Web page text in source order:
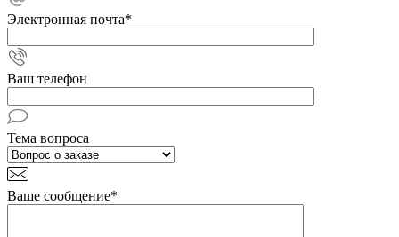
Электронная почта*
Ваш телефон
Тема вопроса
Ваше сообщение*